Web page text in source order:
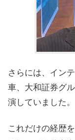
さらには、イン
車、大和証券グ
演していました。
これだけの経歴